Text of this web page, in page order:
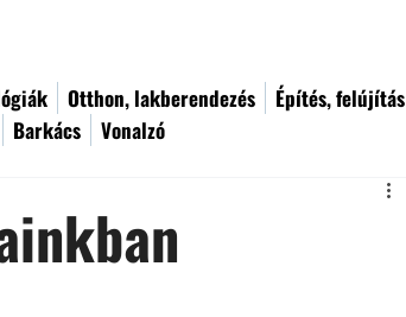
Otthon, lakberendezés Építés, felújítás
Barkács Vonalzó